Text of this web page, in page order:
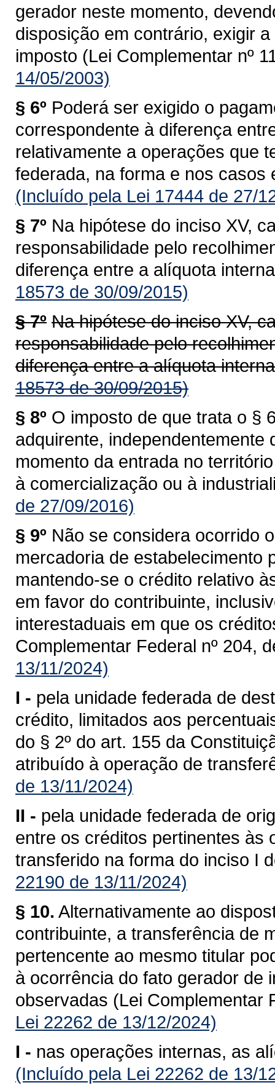
gerador neste momento,
disposição em contrário, exigir
imposto (Lei Complementar nº
14/05/2003)
§ 6º Poderá ser exigido o
correspondente à diferença
relativamente a operações que
federada, na forma e nos casos
(Incluído pela Lei 17444 de 27/
§ 7º Na hipótese do inciso XV,
responsabilidade pelo
diferença entre a alíquota
18573 de 30/09/2015)
§ 7º Na hipótese do inciso XV,
responsabilidade pelo
diferença entre a alíquota
18573 de 30/09/2015)
§ 8º O imposto de que trata o §
adquirente, independentemente
momento da entrada no
à comercialização ou à
de 27/09/2016)
§ 9º Não se considera ocorrido
mercadoria de estabelecimento
mantendo-se o crédito relativo
em favor do contribuinte,
interestaduais em que os
Complementar Federal nº 204,
13/11/2024)
I - pela unidade federada de
crédito, limitados aos
do § 2º do art. 155 da
atribuído à operação de
de 13/11/2024)
II - pela unidade federada de
entre os créditos pertinentes às
transferido na forma do inciso I
22190 de 13/11/2024)
§ 10. Alternativamente ao
contribuinte, a transferência de
pertencente ao mesmo titular
à ocorrência do fato gerador de
observadas (Lei Complementar
Lei 22262 de 13/12/2024)
I - nas operações internas, as
(Incluído pela Lei 22262 de 13/